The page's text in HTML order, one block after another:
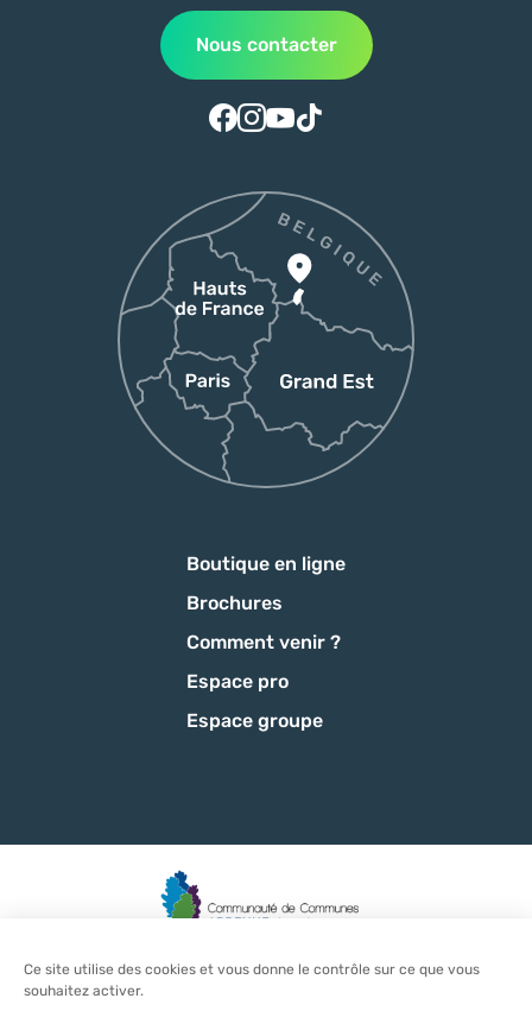
Nous contacter
Suivez-nous sur Facebook
Suivez-nous sur Instagram
Suivez-nous sur Youtube
Suivez-nous sur Tiktok
Boutique en ligne
Brochures
Comment venir ?
Espace pro
Espace groupe
Mentions légales - Politique de confidentialité - CGU - CGV -
Plan du site - Éditer mes cookies
Ce site utilise des cookies et vous donne le contrôle sur ce que vous
souhaitez activer.